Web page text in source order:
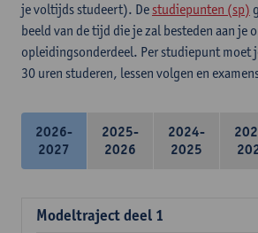
je voltijds studeert). De studiepunten (sp)
beeld van de tijd die je zal besteden aan je
opleidingsonderdeel. Per studiepunt moet
30 uren studeren, lessen volgen en
2026-
2027
2025-
2026
2024-
2025
Modeltraject deel 1